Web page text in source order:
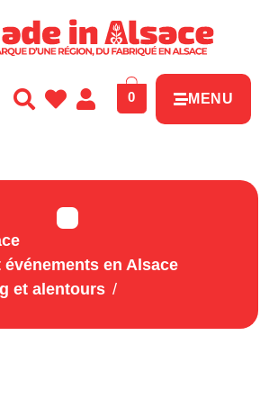
0 MENU
événements en Alsace
et alentours